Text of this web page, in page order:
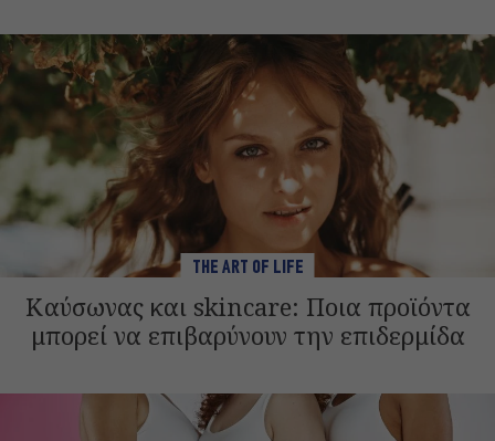
THE ART OF LIFE
Καύσωνας και skincare: Ποια προϊόντα
μπορεί να επιβαρύνουν την επιδερμίδα